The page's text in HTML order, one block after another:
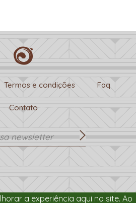
Termos e condições Faq
Contato
a experiência aqui no site. Ao